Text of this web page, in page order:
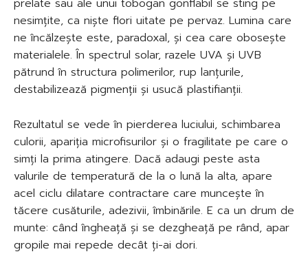
prelate sau ale unui tobogan gonflabil se sting pe
nesimțite, ca niște flori uitate pe pervaz. Lumina care
ne încălzește este, paradoxal, și cea care obosește
materialele. În spectrul solar, razele UVA și UVB
pătrund în structura polimerilor, rup lanțurile,
destabilizează pigmenții și usucă plastifianții.
Rezultatul se vede în pierderea luciului, schimbarea
culorii, apariția microfisurilor și o fragilitate pe care o
simți la prima atingere. Dacă adaugi peste asta
valurile de temperatură de la o lună la alta, apare
acel ciclu dilatare contractare care muncește în
tăcere cusăturile, adezivii, îmbinările. E ca un drum de
munte: când îngheață și se dezgheață pe rând, apar
gropile mai repede decât ți-ai dori.